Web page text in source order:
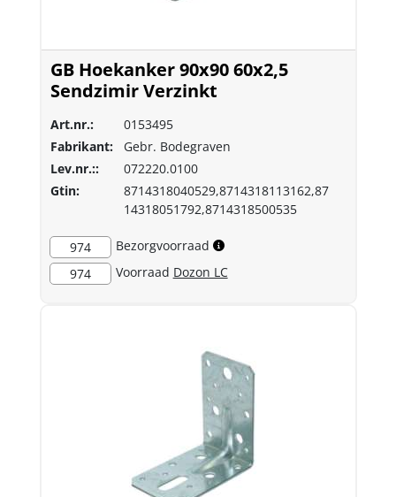
GB Hoekanker 90x90 60x2,5
Sendzimir Verzinkt
Art.nr.:
0153495
Fabrikant:
Gebr. Bodegraven
Lev.nr.::
072220.0100
Gtin:
8714318040529,8714318113162,87
14318051792,8714318500535
974
Bezorgvoorraad
974
Voorraad Dozon LC